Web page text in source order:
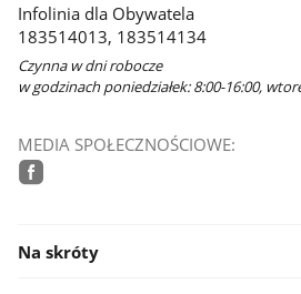
Infolinia dla Obywatela
183514013, 183514134
Czynna w dni robocze
w godzinach poniedziałek: 8:00-16:00,
MEDIA SPOŁECZNOŚCIOWE:
Na skróty